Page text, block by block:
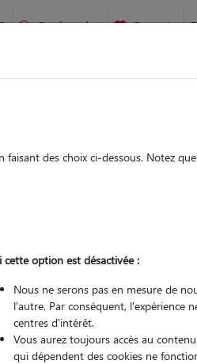
Recherche Favoris
des choix ci-dessous. Notez
cette option est désactivée :
Nous ne serons pas en mesure de
l'autre. Par conséquent, l'expérience
centres d'intérêt.
Vous aurez toujours accès au
qui dépendent des cookies ne